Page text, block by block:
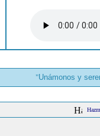
"Unámonos y